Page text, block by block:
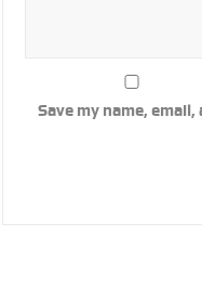
Save my name,